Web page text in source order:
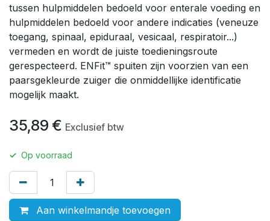
tussen hulpmiddelen bedoeld voor enterale voeding en
hulpmiddelen bedoeld voor andere indicaties (veneuze
toegang, spinaal, epiduraal, vesicaal, respiratoir...)
vermeden en wordt de juiste toedieningsroute
gerespecteerd. ENFit™ spuiten zijn voorzien van een
paarsgekleurde zuiger die onmiddellijke identificatie
mogelijk maakt.
35,89 € Exclusief btw
✓ Op voorraad
Aan winkelmandje toevoegen